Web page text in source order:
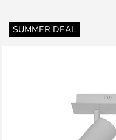
SUMMER DEAL
Ga
naar